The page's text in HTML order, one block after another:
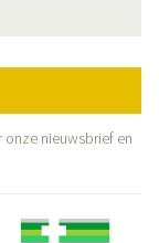
nieuwsbrief en